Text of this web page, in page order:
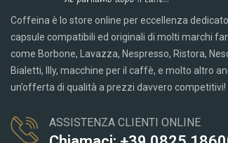
Coffeina è lo store online per eccellenza
capsule compatibili ed originali di molti marchi
come Borbone, Lavazza, Nespresso, Ristora,
Bialetti, Illy, macchine per il caffè, e molto altro
un’offerta di qualità a prezzi davvero competitivi!
ASSISTENZA CLIENTI ONLINE